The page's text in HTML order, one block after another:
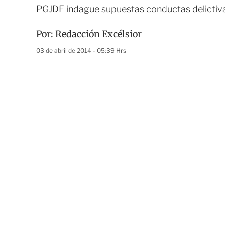
PGJDF indague supuestas conductas
Por: Redacción Excélsior
03 de abril de 2014 - 05:39 Hrs